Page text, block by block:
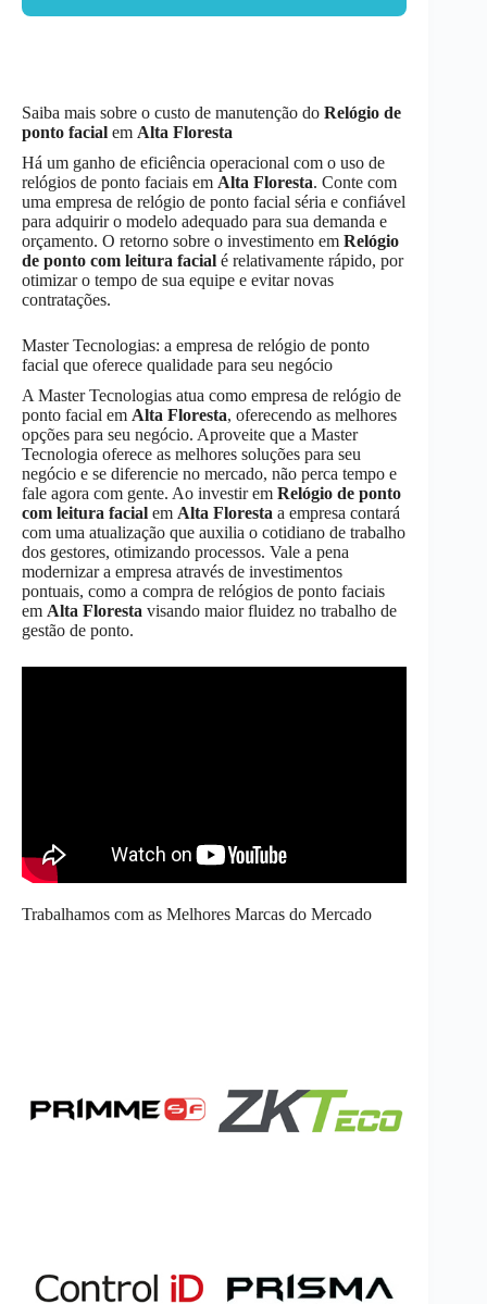
Saiba mais sobre o custo de manutenção do Relógio de
ponto facial em Alta Floresta
Há um ganho de eficiência operacional com o uso de
relógios de ponto faciais em Alta Floresta. Conte com
uma empresa de relógio de ponto facial séria e confiável
para adquirir o modelo adequado para sua demanda e
orçamento. O retorno sobre o investimento em Relógio
de ponto com leitura facial é relativamente rápido, por
otimizar o tempo de sua equipe e evitar novas
contratações.
Master Tecnologias: a empresa de relógio de ponto
facial que oferece qualidade para seu negócio
A Master Tecnologias atua como empresa de relógio de
ponto facial em Alta Floresta, oferecendo as melhores
opções para seu negócio. Aproveite que a Master
Tecnologia oferece as melhores soluções para seu
negócio e se diferencie no mercado, não perca tempo e
fale agora com gente. Ao investir em Relógio de ponto
com leitura facial em Alta Floresta a empresa contará
com uma atualização que auxilia o cotidiano de trabalho
dos gestores, otimizando processos. Vale a pena
modernizar a empresa através de investimentos
pontuais, como a compra de relógios de ponto faciais
em Alta Floresta visando maior fluidez no trabalho de
gestão de ponto.
Trabalhamos com as Melhores Marcas do Mercado